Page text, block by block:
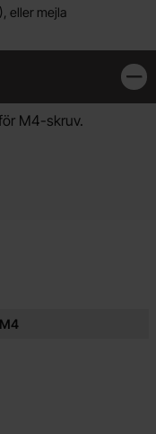
eller mejla
M4-skruv.
M4